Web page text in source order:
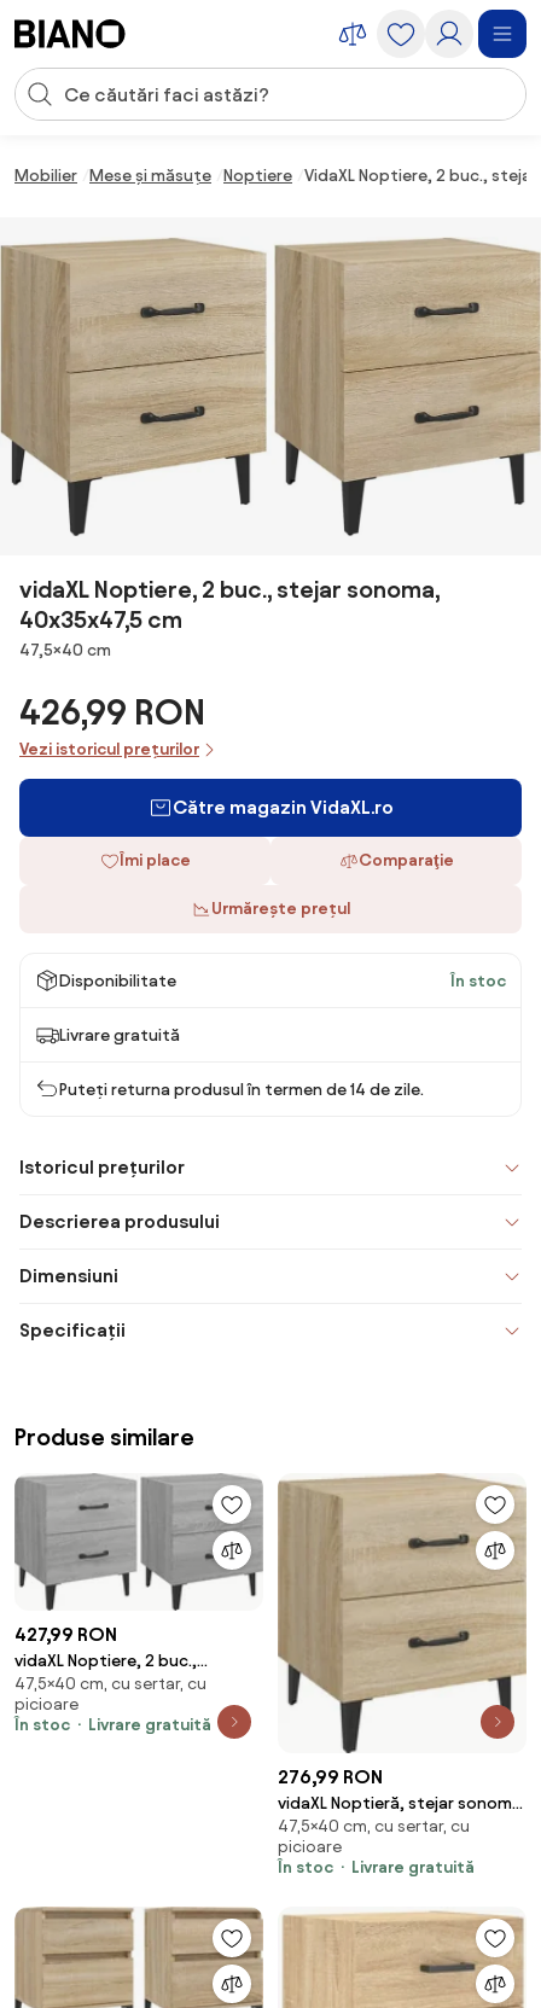
Introducerea căutării
Mobilier Mese și măsuțe Noptiere VidaXL Noptiere, 2 buc.,
vidaXL Noptiere, 2 buc., stejar sonoma,
40x35x47,5 cm
Dimensiuni
47,5×40 cm
426,99 RON
Vezi istoricul prețurilor
Către magazin VidaXL.ro
Îmi place Comparaţie
Urmărește prețul
Disponibilitate În stoc
Livrare gratuită
Puteți returna produsul în termen de 14 de zile.
Istoricul prețurilor
Descrierea produsului
Dimensiuni
Specificații
Produse similare
427,99 RON
vidaXL Noptiere, 2 buc.,
sonoma gri, 40x35x47,5 cm
47,5×40 cm, cu sertar, cu
picioare
În stoc
Livrare gratuită
276,99 RON
vidaXL Noptieră, stejar sonoma,
40x35x47,5 cm
47,5×40 cm, cu sertar, cu
picioare
În stoc
Livrare gratuită